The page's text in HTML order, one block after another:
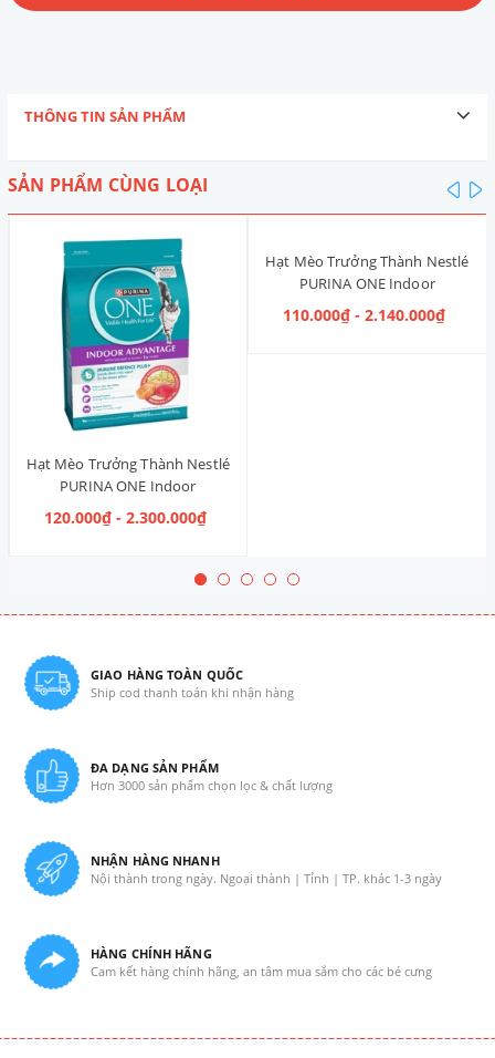
THÔNG TIN SẢN PHẨM
SẢN PHẨM CÙNG LOẠI
Hạt Mèo Trưởng Thành Nestlé
PURINA ONE Indoor
Advantage Salmon & Tuna [Vị
Cá Hồi & Cá Ngừ]
120.000₫ - 2.300.000₫
Hạt Mèo Trưởng Thành Nestlé
PURINA ONE Indoor
Advantage [Vị Gà]
110.000₫ - 2.140.000₫
GIAO HÀNG TOÀN QUỐC
Ship cod thanh toán khi nhận hàng
ĐA DẠNG SẢN PHẨM
Hơn 3000 sản phẩm chọn lọc & chất lượng
NHẬN HÀNG NHANH
Nội thành trong ngày. Ngoại thành | Tỉnh | TP. khác 1-3 ngày
HÀNG CHÍNH HÃNG
Cam kết hàng chính hãng, an tâm mua sắm cho các bé cưng